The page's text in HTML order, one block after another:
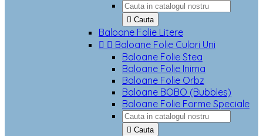
 Cauta
Baloane Folie Litere
  Baloane Folie Culori Uni
Baloane Folie Stea
Baloane Folie Inima
Baloane Folie Orbz
Baloane BOBO (Bubbles)
Baloane Folie Forme Speciale
 Cauta